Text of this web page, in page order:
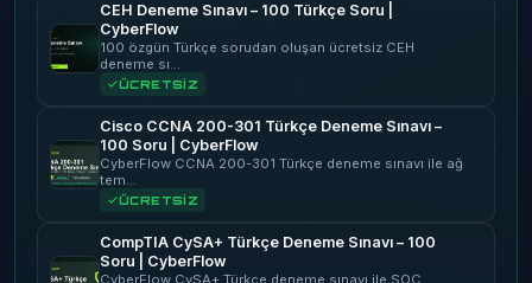
CEH Deneme Sınavı – 100 Türkçe Soru |
CyberFlow
100 özgün Türkçe sorudan oluşan ücretsiz CEH
deneme sı…
ÜCRETSİZ
Cisco CCNA 200-301 Türkçe Deneme Sınavı –
100 Soru | CyberFlow
CyberFlow CCNA 200-301 Türkçe deneme sınavı ile ağ
tem…
ÜCRETSİZ
CompTIA CySA+ Türkçe Deneme Sınavı – 100
Soru | CyberFlow
CyberFlow CySA+ Türkçe deneme sınavı ile SOC